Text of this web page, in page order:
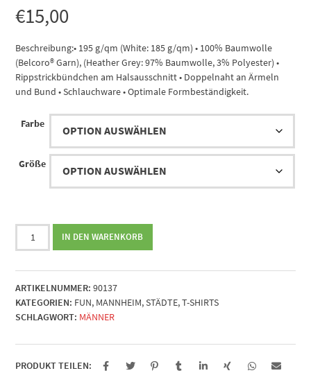
€15,00
Beschreibung:• 195 g/qm (White: 185 g/qm) • 100% Baumwolle
(Belcoro® Garn), (Heather Grey: 97% Baumwolle, 3% Polyester) •
Rippstrickbündchen am Halsausschnitt • Doppelnaht an Ärmeln
und Bund • Schlauchware • Optimale Formbeständigkeit.
Farbe
Größe
Unsinkbar
Menge
IN DEN WARENKORB
ARTIKELNUMMER: 90137
KATEGORIEN: FUN, MANNHEIM,STÄDTE,T-SHIRTS
SCHLAGWORT: MÄNNER
PRODUKT TEILEN: